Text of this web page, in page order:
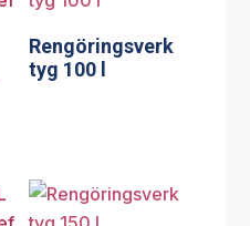
Rengöringsverk
tyg 100 l